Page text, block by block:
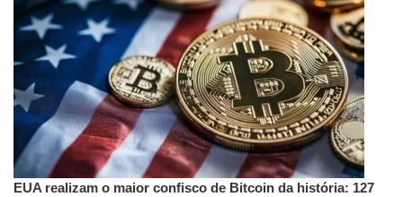
EUA realizam o maior confisco de Bitcoin da história: 127